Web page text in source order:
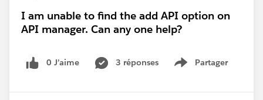
I am unable to find the add API option on
API manager. Can any one help?
0 J’aime 3 réponses Partager
Show menu